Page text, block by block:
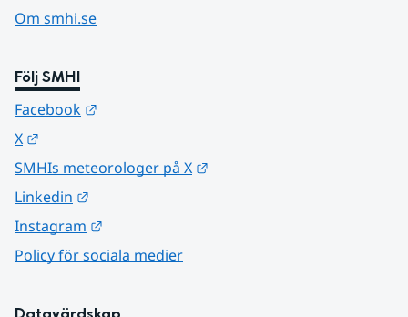
Om smhi.se
Följ SMHI
Facebook
X
SMHIs meteorologer på X
Linkedin
Instagram
Policy för sociala medier